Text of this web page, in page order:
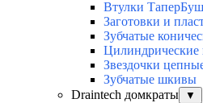
Втулки ТаперБуш
Заготовки и
Зубчатые
Цилиндрические
Звездочки
Зубчатые шкивы
Draintech домкраты
▼